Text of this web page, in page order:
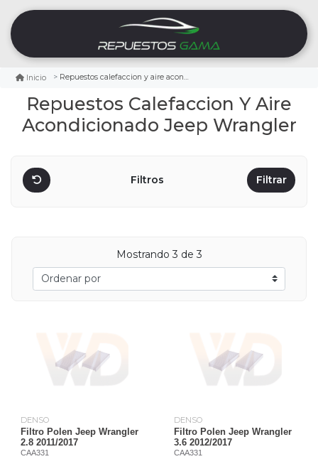
Inicio Repuestos calefaccion y aire acondicionado jeep wrangler
Repuestos Calefaccion Y Aire
Acondicionado Jeep Wrangler
Filtros Filtrar
Mostrando3 de 3
DENSO
Filtro Polen Jeep Wrangler
2.8 2011/2017
CAA331
DENSO
Filtro Polen Jeep Wrangler
3.6 2012/2017
CAA331